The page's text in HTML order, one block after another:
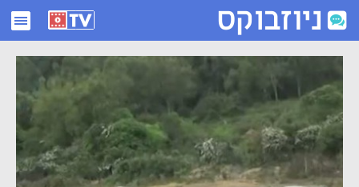
מפקד מציל חייל שפישל עם הרימון - ניוזבוקס